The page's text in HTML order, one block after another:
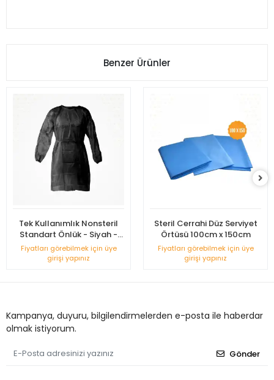
Benzer Ürünler
Tek Kullanımlık Nonsteril
Standart Önlük - Siyah -
Uzun Kollu
Fiyatları görebilmek için üye
girişi yapınız
Steril Cerrahi Düz Serviyet
Örtüsü 100cm x 150cm
Fiyatları görebilmek için üye
girişi yapınız
Kampanya, duyuru, bilgilendirmelerden e-posta ile haberdar
olmak istiyorum.
Gönder